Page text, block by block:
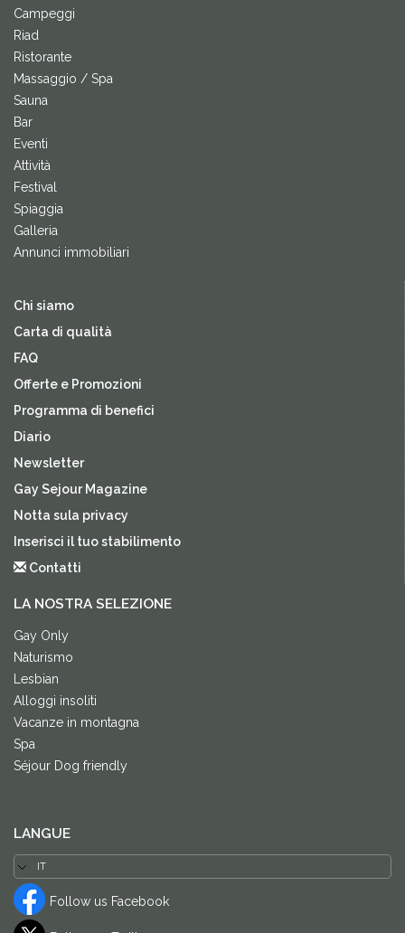
Campeggi
Riad
Ristorante
Massaggio / Spa
Sauna
Bar
Eventi
Attività
Festival
Spiaggia
Galleria
Annunci immobiliari
Chi siamo
Carta di qualità
FAQ
Offerte e Promozioni
Programma di benefici
Diario
Newsletter
Gay Sejour Magazine
Notta sula privacy
Inserisci il tuo stabilimento
Contatti
LA NOSTRA SELEZIONE
Gay Only
Naturismo
Lesbian
Alloggi insoliti
Vacanze in montagna
Spa
Séjour Dog friendly
LANGUE
Follow us Facebook